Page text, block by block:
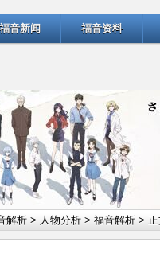
福音新闻 福音资料
解析 > 人物分析 > 福音解析 > 正